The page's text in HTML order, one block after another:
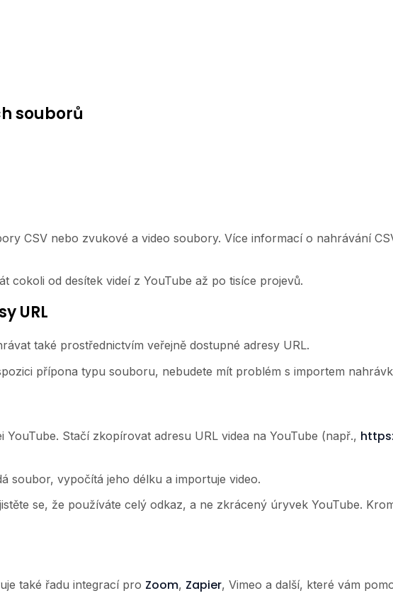
souborů
CSV nebo zvukové a video soubory. Více informací o nahrávání
cokoli od desítek videí z YouTube až po tisíce projevů.
URL
také prostřednictvím veřejně dostupné adresy URL.
přípona typu souboru, nebudete mít problém s importem
YouTube. Stačí zkopírovat adresu URL videa na YouTube (např.,
soubor, vypočítá jeho délku a importuje video.
se, že používáte celý odkaz, a ne zkrácený úryvek YouTube.
také řadu integrací pro Zoom, Zapier, Vimeo a další, které vám